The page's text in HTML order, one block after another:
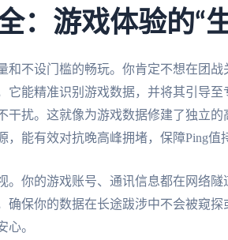
：游戏体验的“
和不设门槛的畅玩。你肯定不想在团
它能精准识别游戏数据，并将其引导
干扰。这就像为游戏数据修建了独立的
，能有效对抗晚高峰拥堵，保障Ping值
。你的游戏账号、通讯信息都在网络
确保你的数据在长途跋涉中不会被窥
心。